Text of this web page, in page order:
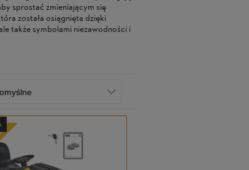
AK I SYSTEMU
160 GS SZEROKOŚĆ
CM
sprostać zmieniającym się
została osiągnięta dzięki
także symbolami niezawodności i